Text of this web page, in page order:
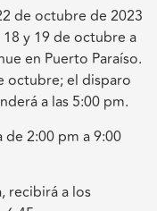
de octubre de 2023
y 19 de octubre a
en Puerto Paraíso.
octubre; el disparo
a las 5:00 pm.
2:00 pm a 9:00
recibirá a los